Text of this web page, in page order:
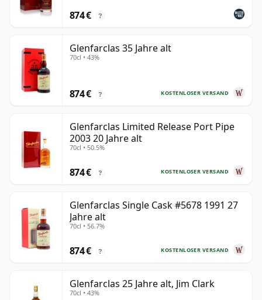
874 € ?
Glenfarclas 35 Jahre alt
70cl • 43%
KOSTENLOSER VERSAND
874 € ?
Glenfarclas Limited Release Port Pipe
2003 20 Jahre alt
70cl • 50.5%
KOSTENLOSER VERSAND
874 € ?
Glenfarclas Single Cask #5678 1991 27
Jahre alt
70cl • 56.7%
KOSTENLOSER VERSAND
874 € ?
Glenfarclas 25 Jahre alt, Jim Clark
70cl • 43%